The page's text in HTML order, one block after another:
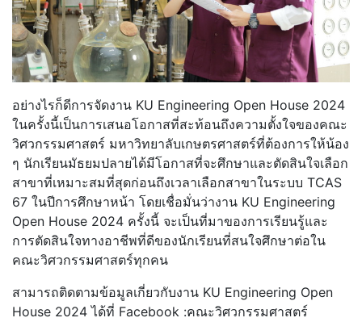
อย่างไรก็ดีการจัดงาน KU Engineering Open House 2024
ในครั้งนี้เป็นการเสนอโอกาสที่สะท้อนถึงความตั้งใจของคณะ
วิศวกรรมศาสตร์ มหาวิทยาลับเกษตรศาสตร์ที่ต้องการให้น้อง
ๆ นักเรียนมัธยมปลายได้มีโอกาสที่จะศึกษาและตัดสินใจเลือก
สาขาที่เหมาะสมที่สุดก่อนถึงเวลาเลือกสาขาในระบบ TCAS
67 ในปีการศึกษาหน้า โดยเชื่อมั่นว่างาน KU Engineering
Open House 2024 ครั้งนี้ จะเป็นที่มาของการเรียนรู้และ
การตัดสินใจทางอาชีพที่ดีของนักเรียนที่สนใจศึกษาต่อใน
คณะวิศวกรรมศาสตร์ทุกคน
สามารถติดตามข้อมูลเกี่ยวกับงาน KU Engineering Open
House 2024 ได้ที่ Facebook :คณะวิศวกรรมศาสตร์